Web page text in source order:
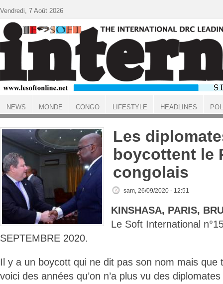
ACCUEIL
Les
boycottent le
congolais
sam, 26/09/2020 - 12:51
KINSHASA, PARIS,
Le Soft International
SEPTEMBRE 2020.
Il y a un boycott qui ne dit pas son nom mais que
voici des années qu’on n’a plus vu des
Vendredi, 7 Août 2026
NEWS MONDE CONGO LIFESTYLE HEADLINES